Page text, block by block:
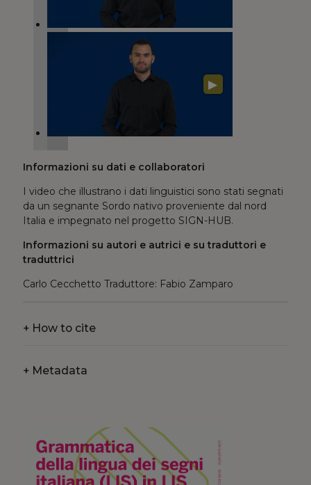
▶
Informazioni su dati e collaboratori
I video che illustrano i dati linguistici sono stati segnati
da un segnante Sordo nativo proveniente dal nord
Italia e impegnato nel progetto SIGN-HUB.
Informazioni su autori e autrici e su traduttori e
traduttrici
Carlo Cecchetto Traduttore: Fabio Zamparo
+How to cite
+Metadata